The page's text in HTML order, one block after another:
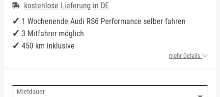
kostenlose Lieferung in DE
1 Wochenende Audi RS6 Performance selber fahren
3 Mitfahrer möglich
450 km inklusive
mehr Details
Mietdauer
Saarland
Sachsen